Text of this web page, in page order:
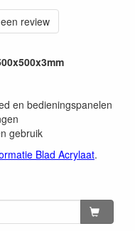
review
en bedieningspanelen
gebruik
Blad Acrylaat.